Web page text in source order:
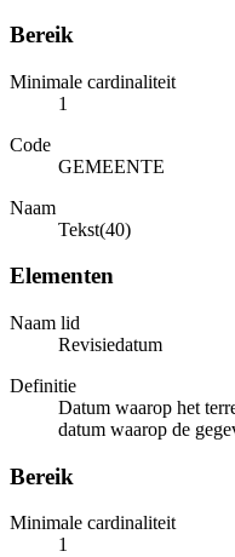
Bereik
Minimale cardinaliteit
1
Code
GEMEENTE
Naam
Tekst(40)
Elementen
Naam lid
Revisiedatum
Definitie
Datum waarop het
datum waarop de
Bereik
Minimale cardinaliteit
1